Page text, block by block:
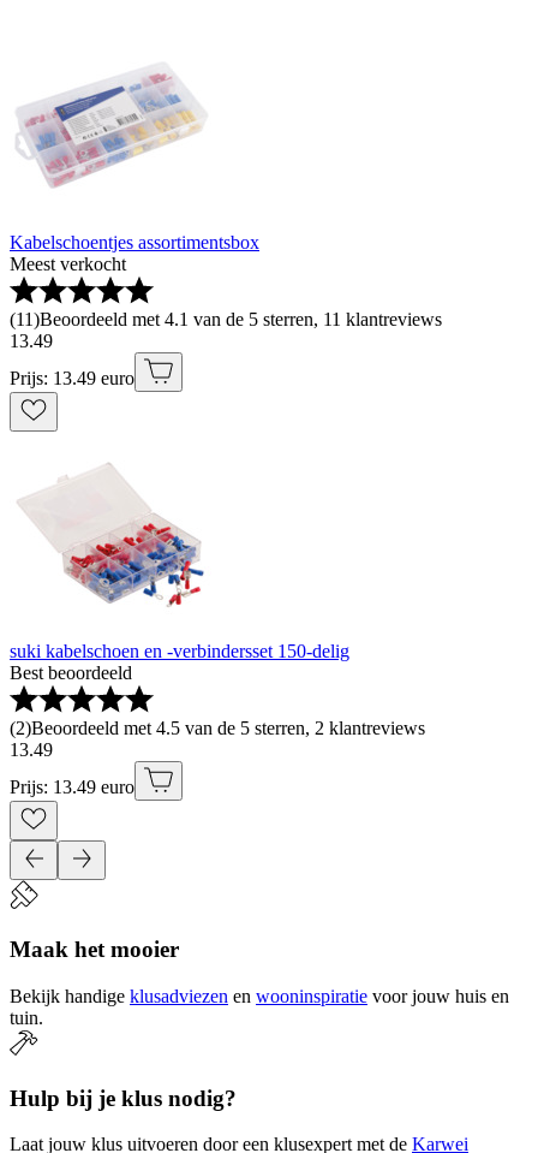
Kabelschoentjes assortimentsbox
Meest verkocht
(11)Beoordeeld met 4.1 van de 5 sterren, 11 klantreviews
13.49
Prijs: 13.49 euro
suki kabelschoen en -verbindersset 150-delig
Best beoordeeld
(2)Beoordeeld met 4.5 van de 5 sterren, 2 klantreviews
13.49
Prijs: 13.49 euro
Maak het mooier
Bekijk handige klusadviezen en wooninspiratie voor jouw huis en
tuin.
Hulp bij je klus nodig?
Laat jouw klus uitvoeren door een klusexpert met de Karwei